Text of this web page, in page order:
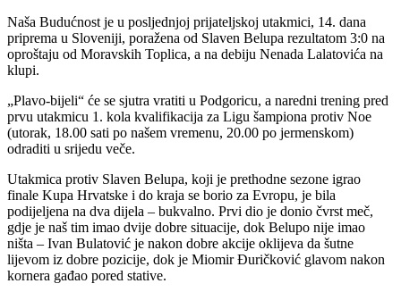
Naša Budućnost je u posljednjoj prijateljskoj utakmici, 14. dana
priprema u Sloveniji, poražena od Slaven Belupa rezultatom 3:0 na
oproštaju od Moravskih Toplica, a na debiju Nenada Lalatovića na
klupi.
„Plavo-bijeli“ će se sjutra vratiti u Podgoricu, a naredni trening pred
prvu utakmicu 1. kola kvalifikacija za Ligu šampiona protiv Noe
(utorak, 18.00 sati po našem vremenu, 20.00 po jermenskom)
odraditi u srijedu veče.
Utakmica protiv Slaven Belupa, koji je prethodne sezone igrao
finale Kupa Hrvatske i do kraja se borio za Evropu, je bila
podijeljena na dva dijela – bukvalno. Prvi dio je donio čvrst meč,
gdje je naš tim imao dvije dobre situacije, dok Belupo nije imao
ništa – Ivan Bulatović je nakon dobre akcije oklijeva da šutne
lijevom iz dobre pozicije, dok je Miomir Đuričković glavom nakon
kornera gađao pored stative.